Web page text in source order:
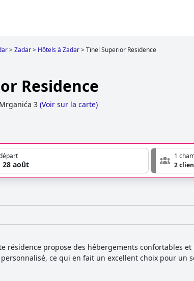
>Zadar> Hôtels à Zadar>Tinel Superior Residence
Residence
3 (Voir sur la carte)
28 août
1
2
résidence propose des hébergements confortables
ce qui en fait un excellent choix pour un